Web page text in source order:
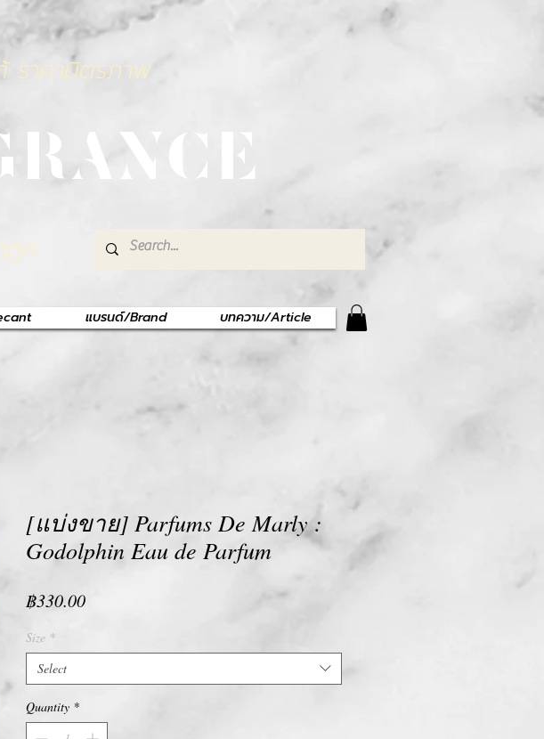
ราคามิตรภาพ
ถูก
แบรนด์/Brand บทความ/Article
[แบ่งขาย] Parfums De Marly :
Godolphin Eau de Parfum
฿330.00Price
Size *
Select
Quantity *